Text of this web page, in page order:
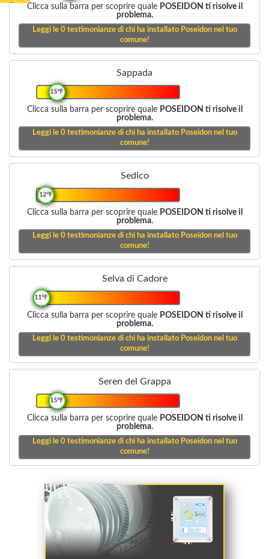
Clicca sulla barra per scoprire quale POSEIDON ti risolve il
problema.
Leggi le 0testimonianze di chi ha installato Poseidon nel tuo
comune!
Sappada
15°F
Clicca sulla barra per scoprire quale POSEIDON ti risolve il
problema.
Leggi le 0testimonianze di chi ha installato Poseidon nel tuo
comune!
Sedico
12°F
Clicca sulla barra per scoprire quale POSEIDON ti risolve il
problema.
Leggi le 0testimonianze di chi ha installato Poseidon nel tuo
comune!
Selva di Cadore
11°F
Clicca sulla barra per scoprire quale POSEIDON ti risolve il
problema.
Leggi le 0testimonianze di chi ha installato Poseidon nel tuo
comune!
Seren del Grappa
15°F
Clicca sulla barra per scoprire quale POSEIDON ti risolve il
problema.
Leggi le 0testimonianze di chi ha installato Poseidon nel tuo
comune!